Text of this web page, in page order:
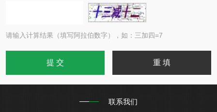
请输入计算结果（填写阿拉伯数字），如：三加四=7
联系我们